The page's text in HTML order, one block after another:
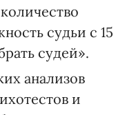
судьи с 15
судей».
анализов
и